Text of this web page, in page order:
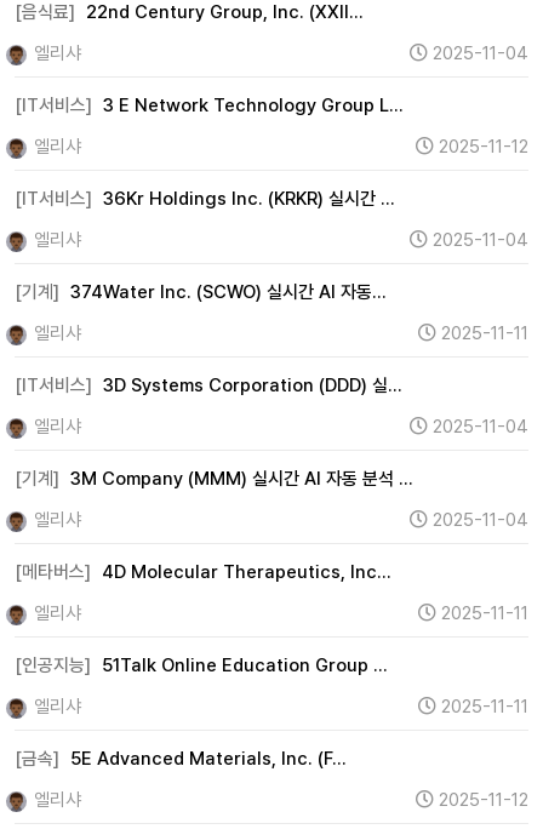
[음식료]
22nd Century Group, Inc. (XXII…
엘리샤
2025-11-04
[IT서비스] 3 E Network Technology Group L…
엘리샤
2025-11-12
[IT서비스] 36Kr Holdings Inc. (KRKR) 실시간 …
엘리샤
2025-11-04
[기계] 374Water Inc. (SCWO) 실시간 AI 자동…
엘리샤
2025-11-11
[IT서비스] 3D Systems Corporation (DDD) 실…
엘리샤
2025-11-04
[기계] 3M Company (MMM) 실시간 AI 자동 분석 …
엘리샤
2025-11-04
[메타버스]
4D Molecular Therapeutics, Inc…
엘리샤
2025-11-11
[인공지능]
51Talk Online Education Group …
엘리샤
2025-11-11
[금속]
5E Advanced Materials, Inc. (F…
엘리샤
2025-11-12